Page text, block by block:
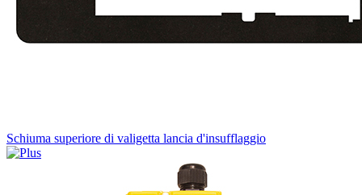
Schiuma superiore di valigetta lancia d'insufflaggio